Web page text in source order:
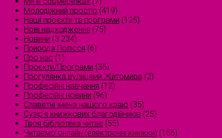
Молодіжний простір (419)
Наші проєкти та програми (125)
Нові надходження (75)
Новини (3 234)
Природа Полісся (6)
Про нас (1)
Проєкти/Програми (35)
Прогулянка вулицями Житомира (2)
Професійні навчання (12)
Професійні новини (96)
Славетні імена нашого краю (35)
Сузірʼя книжкових благодійників (25)
Твоя бібліотека читає (55)
Читаємо онлайн (електронні книжки) (156)